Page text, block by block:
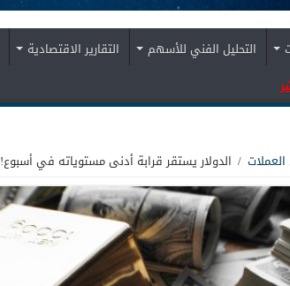
التحليل الفني للأسهم التقارير الاقتصادية
/ الدولار يستقر قرابة أدنى مستوياته في أسبوع!